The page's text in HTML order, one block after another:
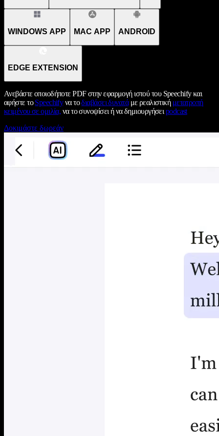
WINDOWS APP MAC APP ANDROID
EDGE EXTENSION
Ανεβάστε οποιοδήποτε PDF στην εφαρμογή ιστού του Speechify και
αφήστε τοSpeechifyνα τοδιαβάσει δυνατάμε ρεαλιστική μετατροπή
κειμένου σε ομιλία, να το συνοψίσει ή να δημιουργήσει podcast
Δοκιμάστε δωρεάν